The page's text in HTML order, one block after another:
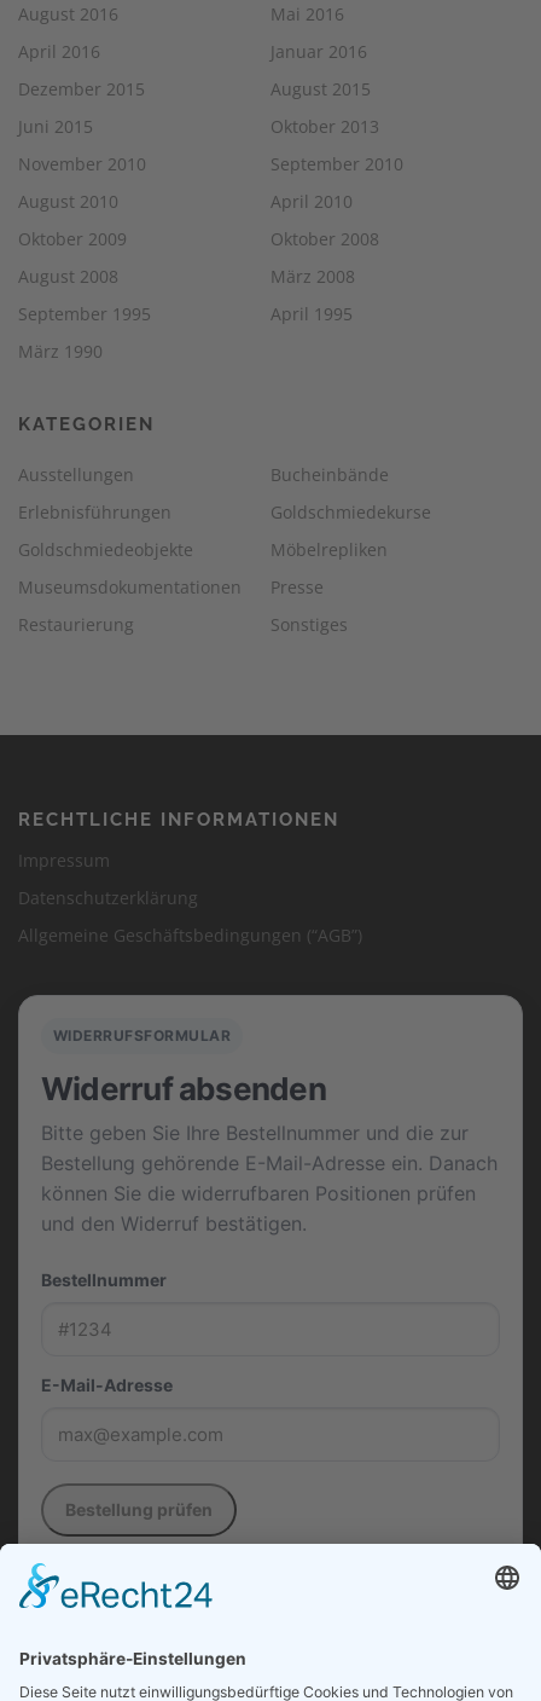
August 2016
Mai 2016
April 2016
Januar 2016
Dezember 2015
August 2015
Juni 2015
Oktober 2013
November 2010
September 2010
August 2010
April 2010
Oktober 2009
Oktober 2008
August 2008
März 2008
September 1995
April 1995
März 1990
KATEGORIEN
Ausstellungen
Bucheinbände
Erlebnisführungen
Goldschmiedekurse
Goldschmiedeobjekte
Möbelrepliken
Museumsdokumentationen
Presse
Restaurierung
Sonstiges
RECHTLICHE INFORMATIONEN
Impressum
Datenschutzerklärung
Allgemeine Geschäftsbedingungen (“AGB”)
WIDERRUFSFORMULAR
Widerruf absenden
Bitte geben Sie Ihre Bestellnummer und die zur
Bestellung gehörende E-Mail-Adresse ein. Danach
können Sie die widerrufbaren Positionen prüfen
und den Widerruf bestätigen.
Bestellnummer
E-Mail-Adresse
Bestellung prüfen
Die in diesem Formular verwendeten Daten werden
ausschließlich zur Entgegennahme, Dokumentation